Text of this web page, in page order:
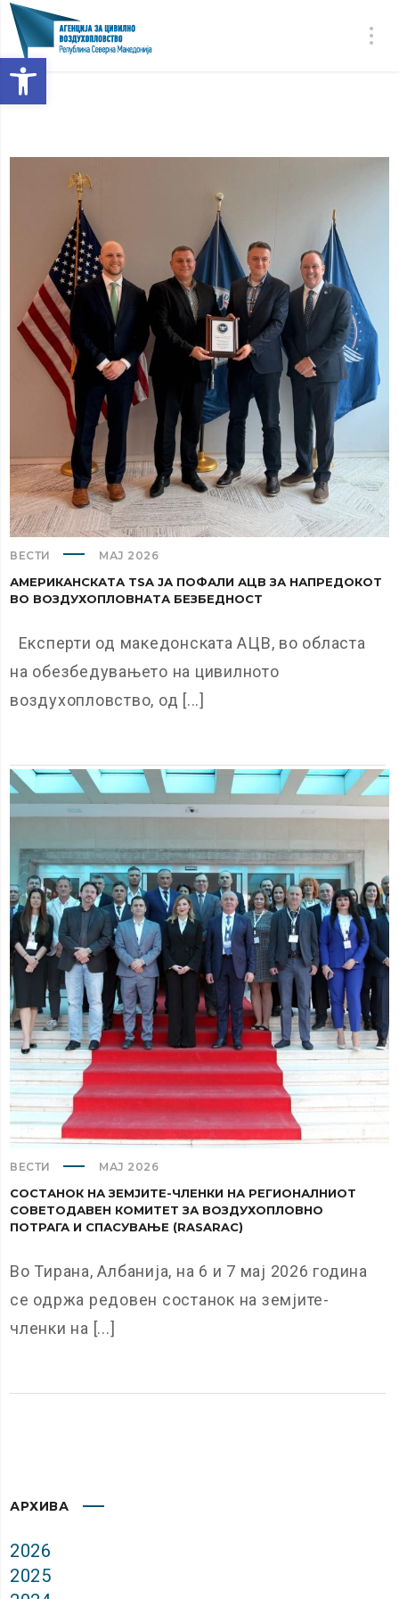
Open toolbar
ВЕСТИ МАЈ 2026
АМЕРИКАНСКАТА TSA ЈА ПОФАЛИ АЦВ ЗА НАПРЕДОКОТ
ВО ВОЗДУХОПЛОВНАТА БЕЗБЕДНОСТ
Експерти од македонската АЦВ, во областа
на обезбедувањето на цивилното
воздухопловство, од [...]
ВЕСТИ МАЈ 2026
СОСТАНОК НА ЗЕМЈИТЕ-ЧЛЕНКИ НА РЕГИОНАЛНИОТ
СОВЕТОДАВЕН КОМИТЕТ ЗА ВОЗДУХОПЛОВНО
ПОТРАГА И СПАСУВАЊЕ (RASARAC)
Во Тирана, Албанија, на 6 и 7 мај 2026 година
се одржа редовен состанок на земјите-
членки на [...]
АРХИВА
2026
2025